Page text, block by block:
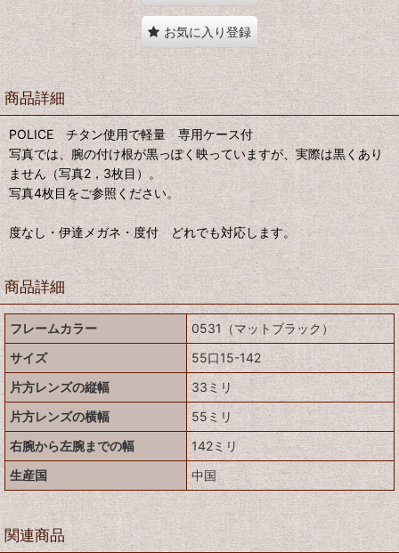
お気に入り登録
商品詳細
POLICE チタン使用で軽量 専用ケース付
写真では、腕の付け根が黒っぽく映っていますが、実際は黒くあり
ません（写真2，3枚目）。
写真4枚目をご参照ください。
度なし・伊達メガネ・度付 どれでも対応します。
商品詳細
フレームカラー
0531（マットブラック）
サイズ
55口15-142
片方レンズの縦幅
33ミリ
片方レンズの横幅
55ミリ
右腕から左腕までの幅
142ミリ
生産国
中国
関連商品